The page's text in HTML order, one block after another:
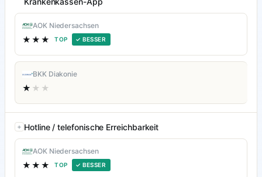
AOK Niedersachsen
★★★ TOP ✓ BESSER
BKK Diakonie
★ ★★
Hotline / telefonische Erreichbarkeit
AOK Niedersachsen
★★★ TOP ✓ BESSER